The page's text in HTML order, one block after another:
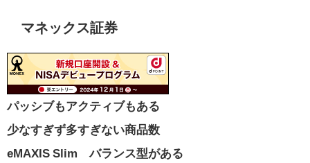
マネックス証券
パッシブもアクティブもある
少なすぎず多すぎない商品数
eMAXIS Slim バランス型がある